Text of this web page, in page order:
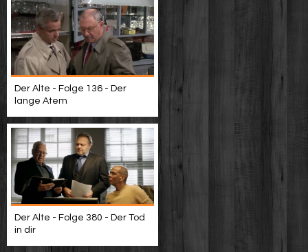
Der Alte - Folge 136 - Der
lange Atem
Der Alte - Folge 380 - Der Tod
in dir